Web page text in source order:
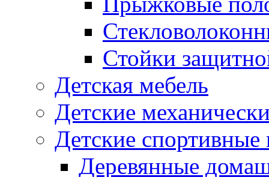
Стойки
Детская мебель
Детские
Детские
Деревянные